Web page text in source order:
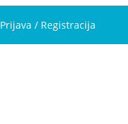
Prijava / Registracija